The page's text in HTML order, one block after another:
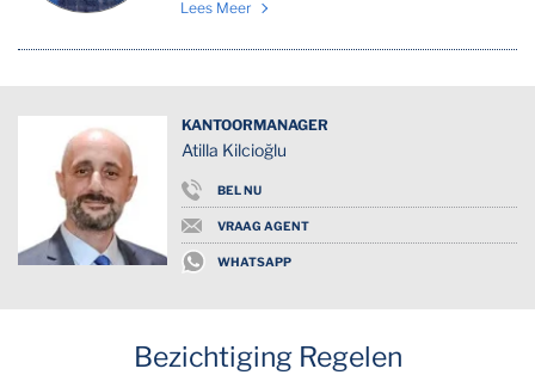
Lees Meer
KANTOORMANAGER
Atilla Kilcioğlu
BEL NU
VRAAG AGENT
WHATSAPP
Bezichtiging Regelen